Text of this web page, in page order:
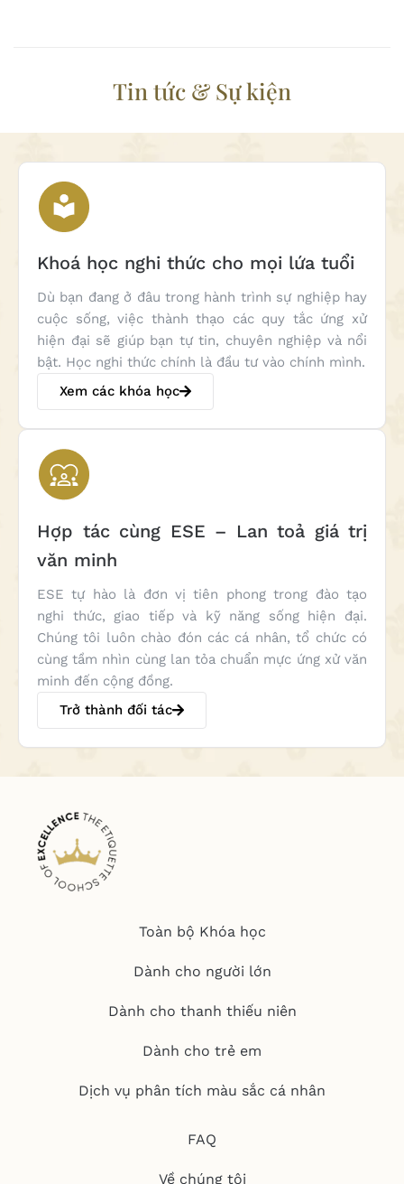
Tin tức & Sự kiện
Khoá học nghi thức cho mọi lứa tuổi
Dù bạn đang ở đâu trong hành trình sự nghiệp hay
cuộc sống, việc thành thạo các quy tắc ứng xử
hiện đại sẽ giúp bạn tự tin, chuyên nghiệp và nổi
bật. Học nghi thức chính là đầu tư vào chính mình.
Xem các khóa học
Hợp tác cùng ESE – Lan toả giá trị
văn minh
ESE tự hào là đơn vị tiên phong trong đào tạo
nghi thức, giao tiếp và kỹ năng sống hiện đại.
Chúng tôi luôn chào đón các cá nhân, tổ chức có
cùng tầm nhìn cùng lan tỏa chuẩn mực ứng xử văn
minh đến cộng đồng.
Trở thành đối tác
Toàn bộ Khóa học
Dành cho người lớn
Dành cho thanh thiếu niên
Dành cho trẻ em
Dịch vụ phân tích màu sắc cá nhân
FAQ
Về chúng tôi